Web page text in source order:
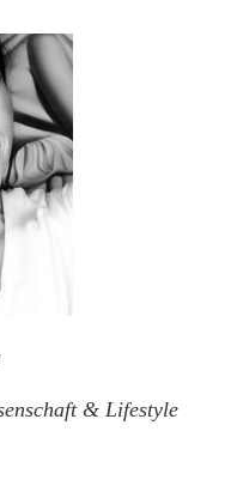
& Lifestyle